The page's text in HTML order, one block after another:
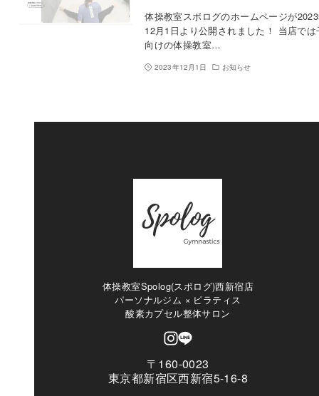
体操教室スポログのホームページが
12月1日より公開されました！ 当店では
向けの体操教室…
2023年12月1日 お知らせ
体操教室Spolog(スポログ)西新宿店
パーソナルジム × ピラティス
酸素カプセル整体サロン
〒160-0023
東京都新宿区西新宿5-16-8